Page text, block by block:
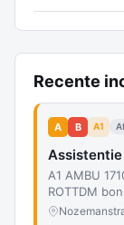
Recente
A B A1
A1 AMBU
ROTTDM